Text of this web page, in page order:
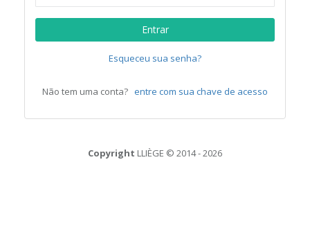
Entrar
Esqueceu sua senha?
Não tem uma conta? entre com sua chave de acesso
Copyright LLIÈGE © 2014 - 2026